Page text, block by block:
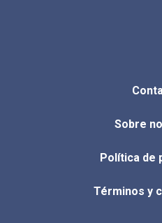
Sobre
Política de
Términos y